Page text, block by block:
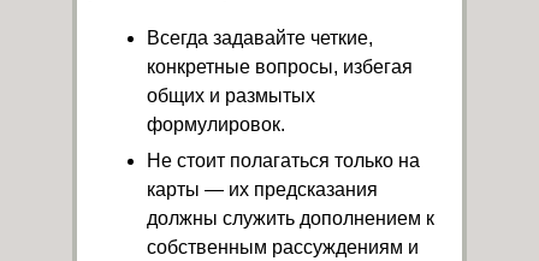
Всегда задавайте четкие,
конкретные вопросы, избегая
общих и размытых
формулировок.
Не стоит полагаться только на
карты — их предсказания
должны служить дополнением к
собственным рассуждениям и